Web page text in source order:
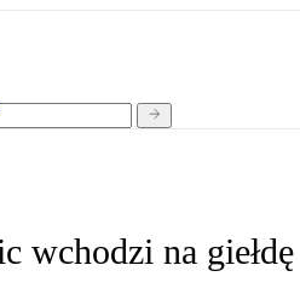
wchodzi na giełdę